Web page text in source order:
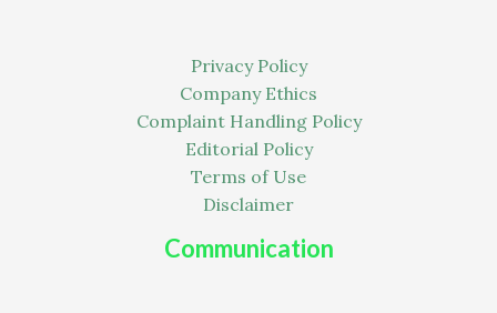
Privacy Policy
Company Ethics
Complaint Handling Policy
Editorial Policy
Terms of Use
Disclaimer
Communication